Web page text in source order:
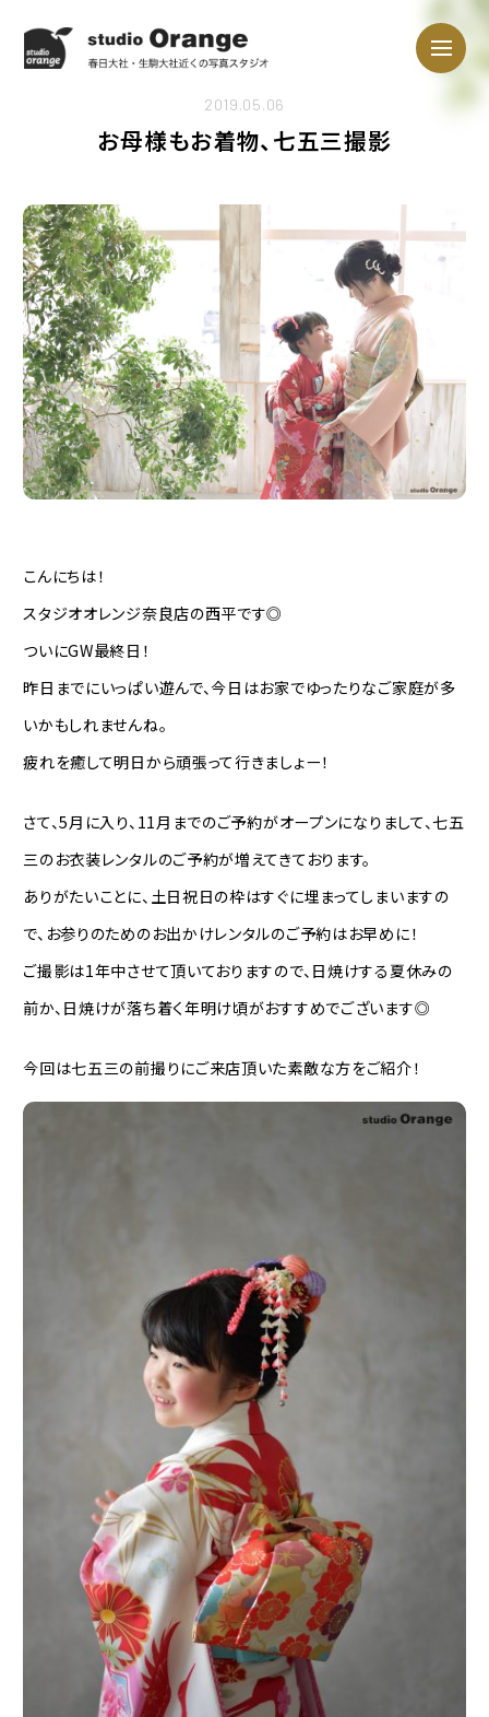
2019.05.06
お母様もお着物、七五三撮影
こんにちは！
スタジオオレンジ奈良店の西平です◎
ついにGW最終日！
昨日までにいっぱい遊んで、今日はお家でゆったりなご家庭が多
いかもしれませんね。
疲れを癒して明日から頑張って行きましょー！
さて、5月に入り、11月までのご予約がオープンになりまして、七五
三のお衣装レンタルのご予約が増えてきております。
ありがたいことに、土日祝日の枠はすぐに埋まってしまいますの
で、お参りのためのお出かけレンタルのご予約はお早めに！
ご撮影は1年中させて頂いておりますので、日焼けする夏休みの
前か、日焼けが落ち着く年明け頃がおすすめでございます◎
今回は七五三の前撮りにご来店頂いた素敵な方をご紹介！